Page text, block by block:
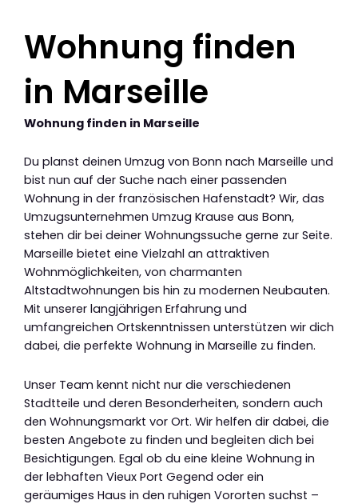
Wohnung finden
in Marseille
Wohnung finden in Marseille
Du planst deinen Umzug von Bonn nach Marseille und
bist nun auf der Suche nach einer passenden
Wohnung in der französischen Hafenstadt? Wir, das
Umzugsunternehmen Umzug Krause aus Bonn,
stehen dir bei deiner Wohnungssuche gerne zur Seite.
Marseille bietet eine Vielzahl an attraktiven
Wohnmöglichkeiten, von charmanten
Altstadtwohnungen bis hin zu modernen Neubauten.
Mit unserer langjährigen Erfahrung und
umfangreichen Ortskenntnissen unterstützen wir dich
dabei, die perfekte Wohnung in Marseille zu finden.
Unser Team kennt nicht nur die verschiedenen
Stadtteile und deren Besonderheiten, sondern auch
den Wohnungsmarkt vor Ort. Wir helfen dir dabei, die
besten Angebote zu finden und begleiten dich bei
Besichtigungen. Egal ob du eine kleine Wohnung in
der lebhaften Vieux Port Gegend oder ein
geräumiges Haus in den ruhigen Vororten suchst –